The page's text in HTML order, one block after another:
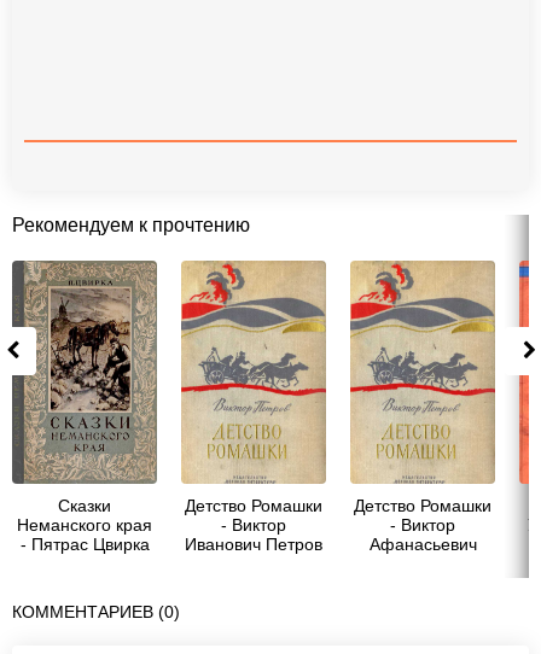
Рекомендуем к прочтению
Сказки
Неманского края
- Пятрас Цвирка
Детство Ромашки
- Виктор
Иванович Петров
Детство Ромашки
- Виктор
Афанасьевич
КОММЕНТАРИЕВ (0)